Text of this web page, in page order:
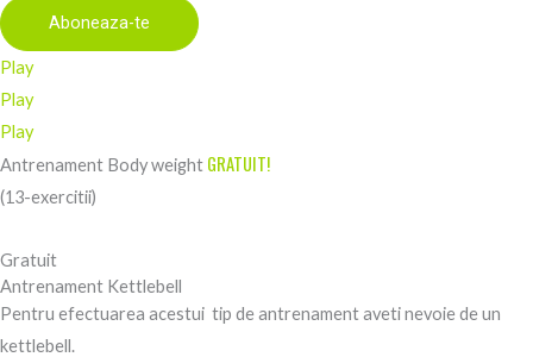
Aboneaza-te
Play
Play
Play
Antrenament Body weight GRATUIT!
(13-exercitii)
Gratuit
Antrenament Kettlebell
Pentru efectuarea acestui tip de antrenament aveti nevoie de un
kettlebell.